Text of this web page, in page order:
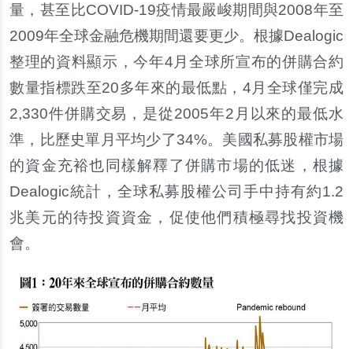
量，甚至比COVID-19疫情最嚴峻期間與2008年至
2009年全球金融危機期間還要更少。根據Dealogic
整理的資料顯示，今年4月全球所宣布的併購合約
數量指標跌至20多年來的最低點，4月全球僅完成
2,330件併購交易，是從2005年2月以來的最低水
準，比歷史單月平均少了34%。美國私募股權市場
的資金充裕也同樣解釋了併購市場的低迷，根據
Dealogic統計，全球私募股權公司手中持有約1.2
兆美元的待投資資金，促使他們積極尋找投資機
會。